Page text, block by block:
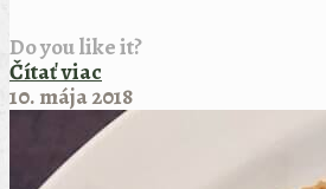
Do you like it?
Čítať viac
10. mája 2018